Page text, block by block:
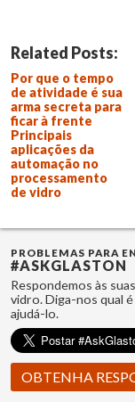
Related Posts:
Por que o tempo
de atividade é sua
arma secreta para
ficar à frente
Principais
aplicações da
automação no
processamento
de vidro
PROBLEMAS PARA
#ASKGLASTON
Respondemos às
vidro. Diga-nos qual
ajudá-lo.
OBTENHA